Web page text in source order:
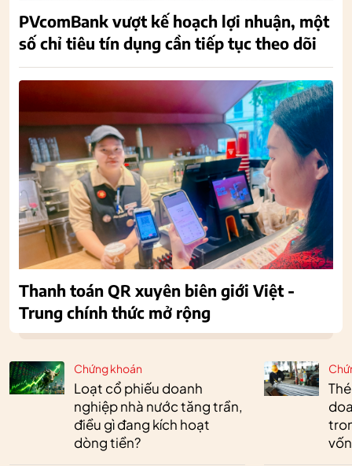
Chứng khoán
Loạt cổ phiếu doanh
nghiệp nhà nước tăng trần,
điều gì đang kích hoạt
dòng tiền?
vốn
PVcomBank vượt kế hoạch lợi nhuận, một
số chỉ tiêu tín dụng cần tiếp tục theo dõi
Thanh toán QR xuyên biên giới Việt -
Trung chính thức mở rộng